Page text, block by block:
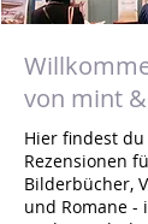
von mint
Hier findest
Rezensionen
Bilderbücher,
und Romane